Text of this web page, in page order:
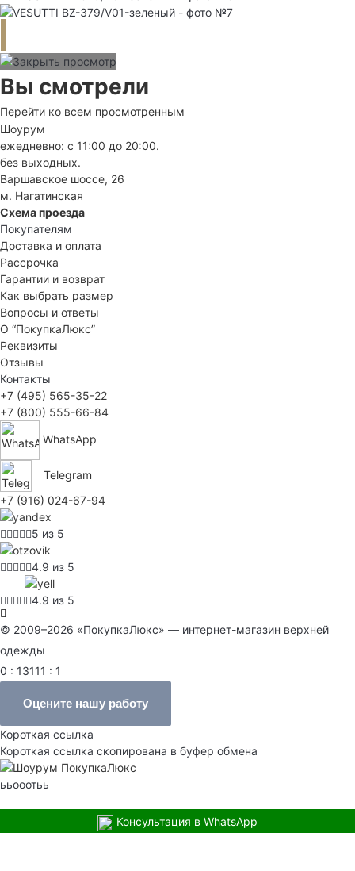
Вы смотрели
Перейти ко всем просмотренным
Шоурум
ежедневно: с 11:00 до 20:00.
без выходных.
Варшавское шоссе, 26
м. Нагатинская
Схема проезда
Покупателям
Доставка и оплата
Рассрочка
Гарантии и возврат
Как выбрать размер
Вопросы и ответы
О “ПокупкаЛюкс”
Реквизиты
Отзывы
Контакты
+7 (495) 565-35-22
+7 (800) 555-66-84
WhatsApp
Telegram
+7 (916) 024-67-94
5 из 5
4.9 из 5
4.9 из 5
© 2009–2026 «ПокупкаЛюкс» — интернет-магазин верхней
одежды
0 : 13111 : 1
Оцените нашу работу
Короткая ссылка
Короткая ссылка скопирована в буфер обмена
ььооотьь
Консультация в WhatsApp